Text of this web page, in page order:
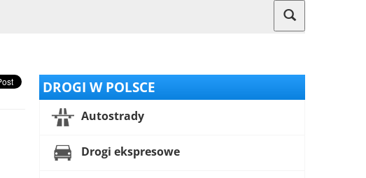
DROGI W POLSCE
Autostrady
Drogi ekspresowe